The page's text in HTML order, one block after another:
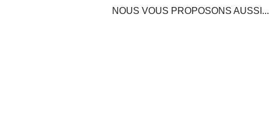
NOUS VOUS PROPOSONS AUSSI...